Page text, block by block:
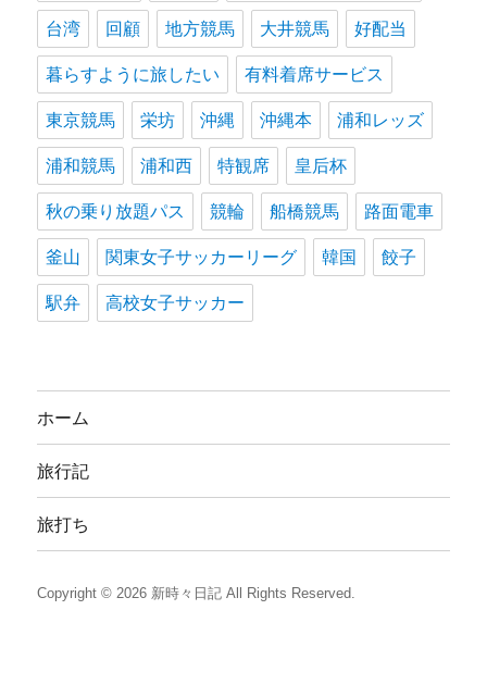
台湾 回顧 地方競馬 大井競馬 好配当
暮らすように旅したい 有料着席サービス
東京競馬 栄坊 沖縄 沖縄本 浦和レッズ
浦和競馬 浦和西 特観席 皇后杯
秋の乗り放題パス 競輪 船橋競馬 路面電車
釜山 関東女子サッカーリーグ 韓国 餃子
駅弁 高校女子サッカー
ホーム
旅行記
旅打ち
Copyright © 2026 新時々日記 All Rights Reserved.